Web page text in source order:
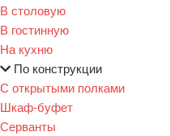
В столовую
В гостинную
На кухню
По конструкции
С открытыми полками
Шкаф-буфет
Серванты